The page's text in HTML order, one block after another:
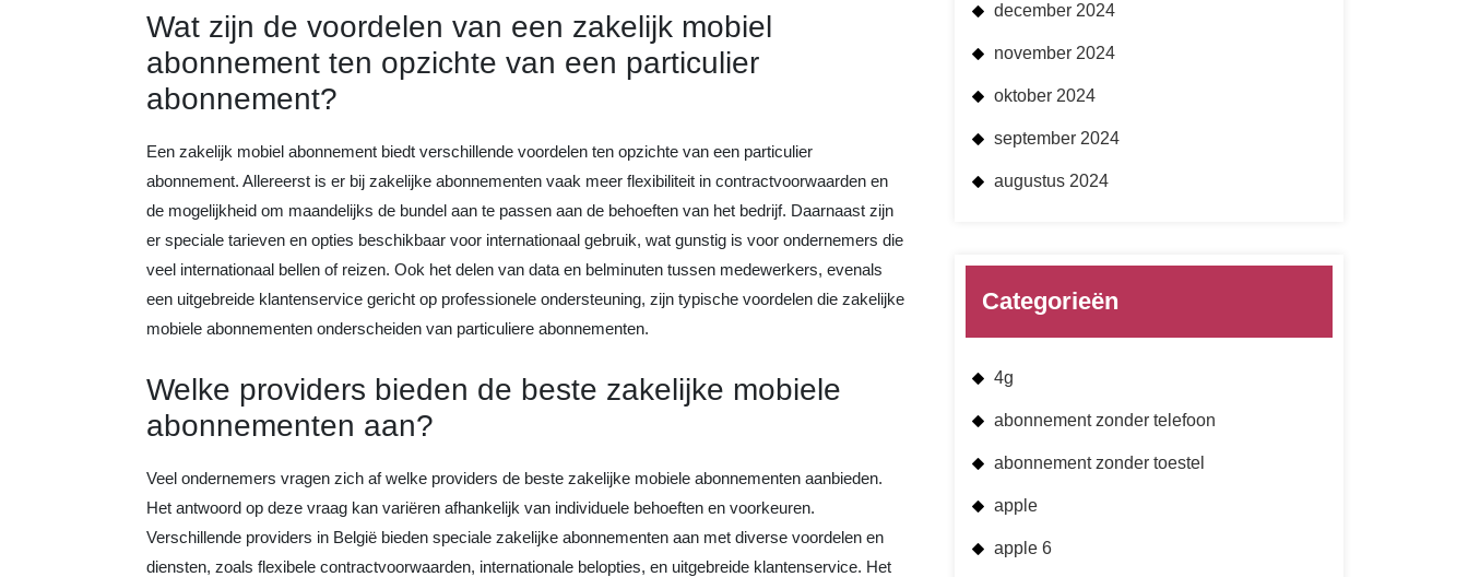
Wat zijn de voordelen van een zakelijk mobiel
abonnement ten opzichte van een particulier
abonnement?
Een zakelijk mobiel abonnement biedt verschillende voordelen ten opzichte van een particulier
abonnement. Allereerst is er bij zakelijke abonnementen vaak meer flexibiliteit in contractvoorwaarden en
de mogelijkheid om maandelijks de bundel aan te passen aan de behoeften van het bedrijf. Daarnaast zijn
er speciale tarieven en opties beschikbaar voor internationaal gebruik, wat gunstig is voor ondernemers die
veel internationaal bellen of reizen. Ook het delen van data en belminuten tussen medewerkers, evenals
een uitgebreide klantenservice gericht op professionele ondersteuning, zijn typische voordelen die zakelijke
mobiele abonnementen onderscheiden van particuliere abonnementen.
Welke providers bieden de beste zakelijke mobiele
abonnementen aan?
Veel ondernemers vragen zich af welke providers de beste zakelijke mobiele abonnementen aanbieden.
Het antwoord op deze vraag kan variëren afhankelijk van individuele behoeften en voorkeuren.
Verschillende providers in België bieden speciale zakelijke abonnementen aan met diverse voordelen en
diensten, zoals flexibele contractvoorwaarden, internationale belopties, en uitgebreide klantenservice. Het
december 2024
november 2024
oktober 2024
september 2024
augustus 2024
Categorieën
4g
abonnement zonder telefoon
abonnement zonder toestel
apple
apple 6